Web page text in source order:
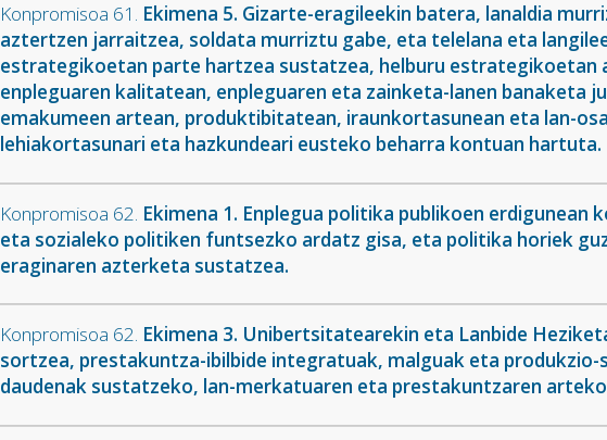
Konpromisoa 61. Ekimena 5. Gizarte-eragileekin batera, lanaldia
aztertzen jarraitzea, soldata murriztu gabe, eta telelana eta
estrategikoetan parte hartzea sustatzea, helburu estrategikoetan
enpleguaren kalitatean, enpleguaren eta zainketa-lanen banaketa
emakumeen artean, produktibitatean, iraunkortasunean eta lan-
lehiakortasunari eta hazkundeari eusteko beharra kontuan hartuta.
Konpromisoa 62. Ekimena 1. Enplegua politika publikoen erdigunean
eta sozialeko politiken funtsezko ardatz gisa, eta politika horiek
eraginaren azterketa sustatzea.
Konpromisoa 62. Ekimena 3. Unibertsitatearekin eta Lanbide
sortzea, prestakuntza-ibilbide integratuak, malguak eta
daudenak sustatzeko, lan-merkatuaren eta prestakuntzaren